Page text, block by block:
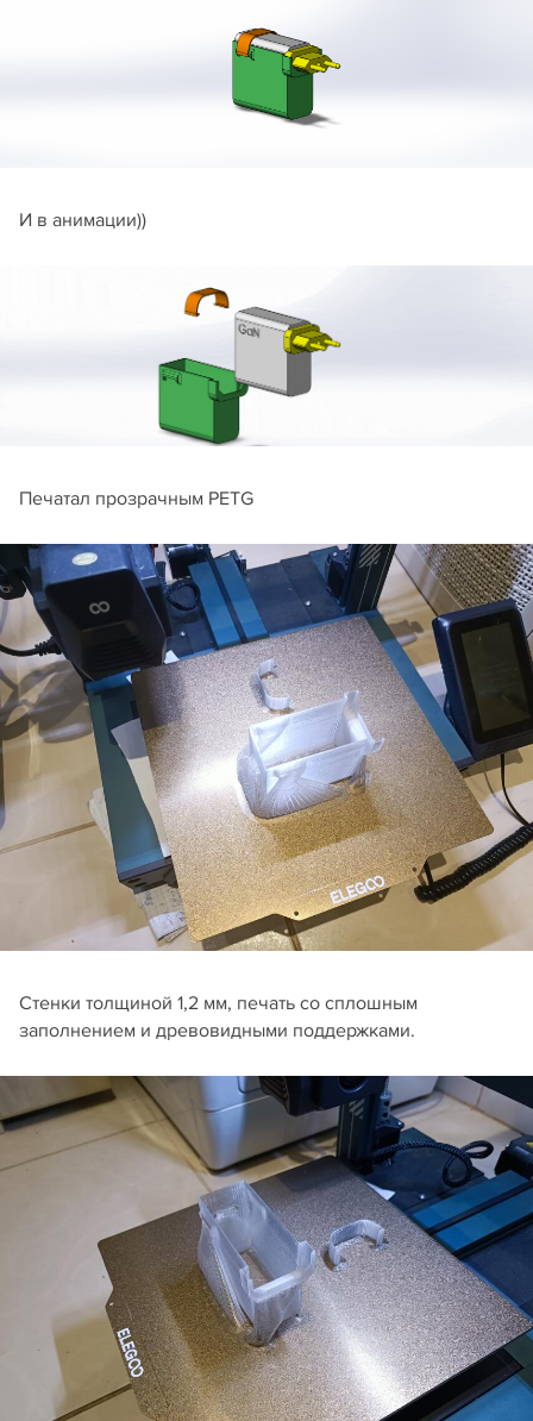
И в анимации))
Печатал прозрачным PETG
Стенки толщиной 1,2 мм, печать со сплошным
заполнением и древовидными поддержками.